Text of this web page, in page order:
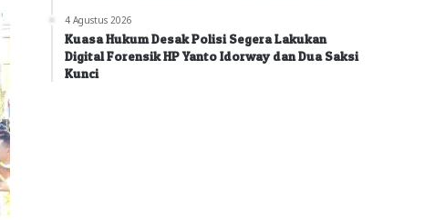
4 Agustus 2026
Kuasa Hukum Desak Polisi Segera Lakukan
Digital Forensik HP Yanto Idorway dan Dua Saksi
Kunci